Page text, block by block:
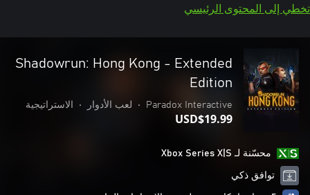
تخطي إلى المحتوى الرئيسي
Shadowrun: Hong Kong - Extended
Edition
Paradox Interactive
• لعب الأدوار • الاستراتيجية
USD$19.99
محسّنة لـ Xbox Series X|S
توافق ذكي